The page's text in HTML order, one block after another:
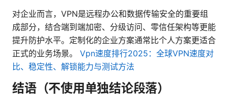
对企业而言，VPN是远程办公和数据传输安全的重要组
成部分，结合端到端加密、分级访问、零信任架构等更能
提升防护水平。定制化的企业方案通常比个人方案更适合
正式的业务场景。 Vpn速度排行2025：全球VPN速度对
比、稳定性、解锁能力与测试方法
结语（不使用单独结论段落）